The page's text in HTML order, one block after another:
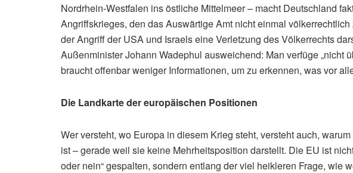
Nordrhein-Westfalen ins östliche Mittelmeer – macht Deutschland
Angriffskrieges, den das Auswärtige Amt nicht einmal
der Angriff der USA und Israels eine Verletzung des Völkerrechts
Außenminister Johann Wadephul ausweichend: Man verfüge „nicht
braucht offenbar weniger Informationen, um zu erkennen, was vor
Die Landkarte der europäischen Positionen
Wer versteht, wo Europa in diesem Krieg steht, versteht auch,
ist – gerade weil sie keine Mehrheitsposition darstellt. Die EU ist
oder nein“ gespalten, sondern entlang der viel heikleren Frage, wie